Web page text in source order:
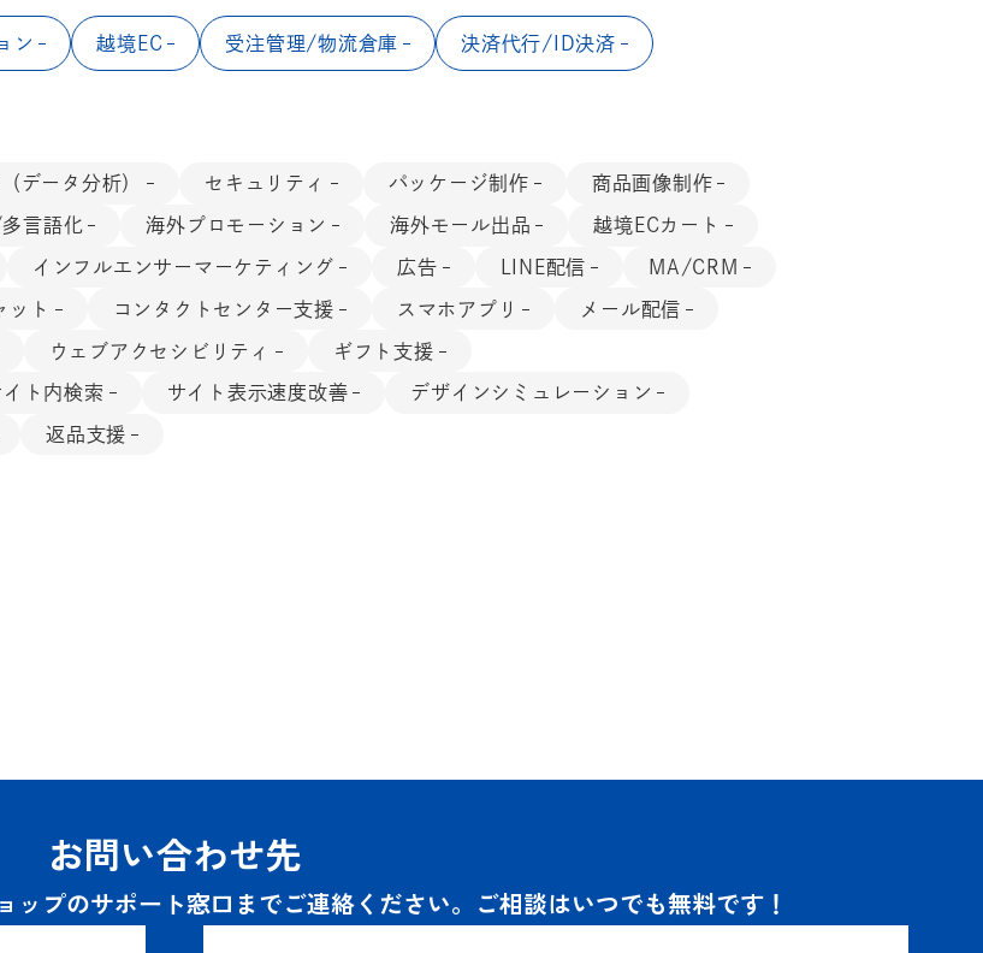
ン 越境EC 受注管理/物流倉庫 決済代行/ID決済
データ分析） セキュリティ パッケージ制作 商品画像制作
言語化 海外プロモーション 海外モール出品 越境ECカート
インフルエンサーマーケティング 広告 LINE配信 MA/CRM
ット コンタクトセンター支援 スマホアプリ メール配信
ウェブアクセシビリティ ギフト支援
イト内検索 サイト表示速度改善 デザインシミュレーション
返品支援
お問い合わせ先
プのサポート窓口までご連絡ください。 ご相談はいつでも無料です！